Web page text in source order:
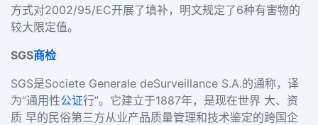
方式对2002/95/EC开展了填补，明文规定了6种有害物的
较大限定值。
SGS商检
SGS是Societe Generale deSurveillance S.A.的通称，译
为“通用性公证行”。它建立于1887年，是现在世界 大、资
质 早的民俗第三方从业产品质量管理和技术鉴定的跨国企